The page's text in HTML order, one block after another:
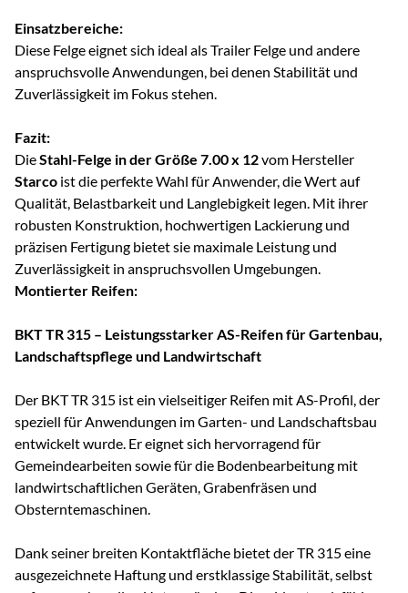
Einsatzbereiche:
Diese Felge eignet sich ideal als Trailer Felge und andere
anspruchsvolle Anwendungen, bei denen Stabilität und
Zuverlässigkeit im Fokus stehen.
Fazit:
DieStahl-Felge in der Größe 7.00 x 12vom Hersteller
Starco ist die perfekte Wahl für Anwender, die Wert auf
Qualität, Belastbarkeit und Langlebigkeit legen. Mit ihrer
robusten Konstruktion, hochwertigen Lackierung und
präzisen Fertigung bietet sie maximale Leistung und
Zuverlässigkeit in anspruchsvollen Umgebungen.
Montierter Reifen:
BKT TR 315 – Leistungsstarker AS-Reifen für Gartenbau,
Landschaftspflege und Landwirtschaft
Der BKT TR 315 ist ein vielseitiger Reifen mit AS-Profil, der
speziell für Anwendungen im Garten- und Landschaftsbau
entwickelt wurde. Er eignet sich hervorragend für
Gemeindearbeiten sowie für die Bodenbearbeitung mit
landwirtschaftlichen Geräten, Grabenfräsen und
Obsterntemaschinen.
Dank seiner breiten Kontaktfläche bietet der TR 315 eine
ausgezeichnete Haftung und erstklassige Stabilität, selbst